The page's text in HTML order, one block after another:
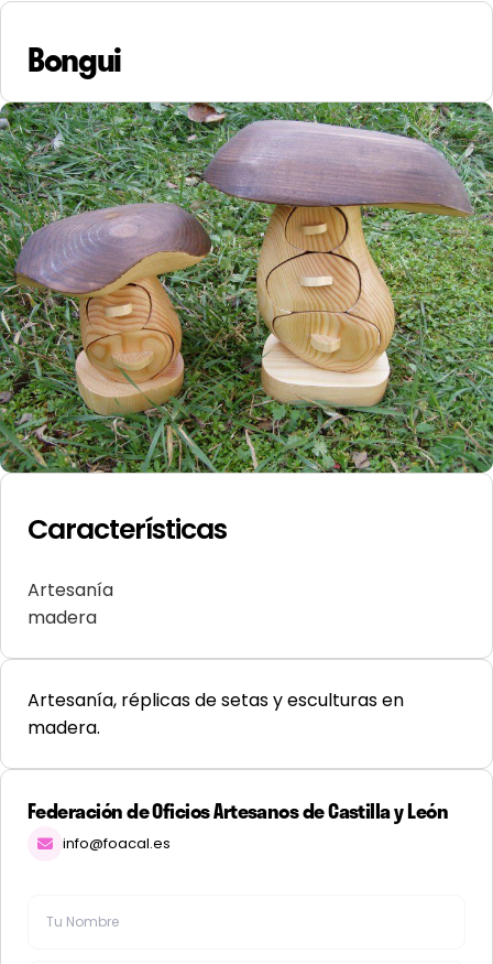
Bongui
Características
Artesanía
madera
Artesanía, réplicas de setas y esculturas en
madera.
Federación de Oficios Artesanos de Castilla y León
info@foacal.es